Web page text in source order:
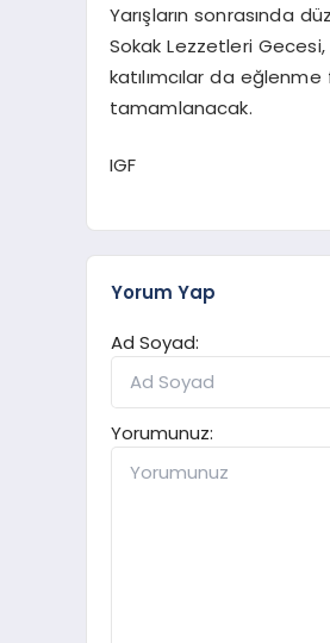
Yarışların sonrasında
Sokak Lezzetleri
katılımcılar da
tamamlanacak.
IGF
Yorum Yap
Ad Soyad:
Yorumunuz: